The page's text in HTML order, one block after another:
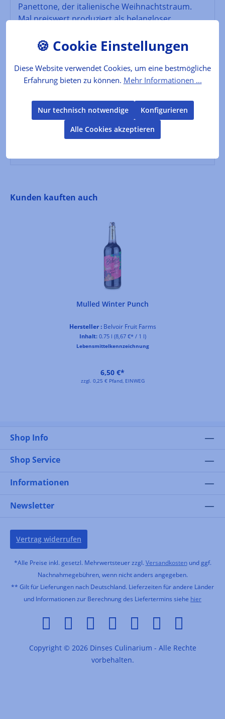
Panettone, der italienische Weihnachtstraum.
Mal preiswert produziert als belangloser
Lebensmittelkennzeichnung
VERKEHRSBEZEICHNUNGHefekuchen mit
Bitterschokoladenummantellung
ZUTATENWEIZENmehl (GLUTEN), PISTAZ…Mehr
Produktgalerie überspringen
Kunden kauften auch
Mulled Winter Punch
Hersteller :Belvoir Fruit Farms
Inhalt: 0.75 l (8,67 €* / 1 l)
Lebensmittelkennzeichnung
6,50 €*
zzgl. 0,25 € Pfand, EINWEG
Shop Info
Shop Service
Informationen
Newsletter
Vertrag widerrufen
*Alle Preise inkl. gesetzl. Mehrwertsteuer zzgl. Versandkostenund ggf.
Nachnahmegebühren, wenn nicht anders angegeben.
** Gilt für Lieferungen nach Deutschland. Lieferzeiten für andere Länder
und Informationen zur Berechnung des Liefertermins siehe hier
Copyright © 2026 Dinses Culinarium - Alle Rechte
vorbehalten.
Diese Website verwendet Cookies, um eine bestmögliche
Erfahrung bieten zu können. Mehr Informationen ...
Nur technisch notwendige
Konfigurieren
Alle Cookies akzeptieren